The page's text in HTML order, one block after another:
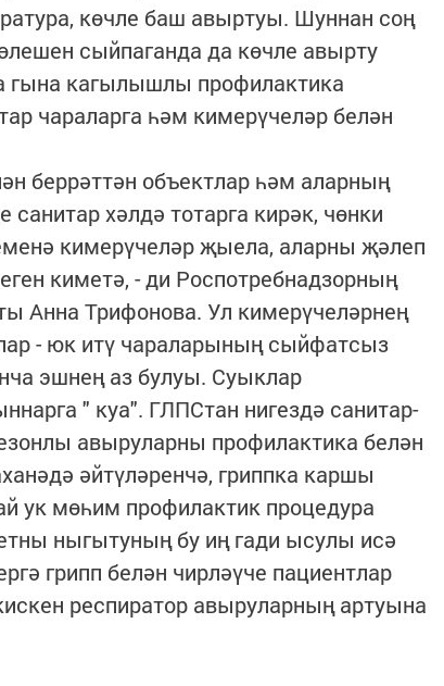
көчле баш авыртуы. Шуннан соң
сыйпаганда да көчле авырту
гына кагылышлы профилактика
чараларга һәм кимерүчеләр белән
беррәттән объектлар һәм аларның
хәлдә тотарга кирәк, чөнки
кимерүчеләр җыела, аларны җәлеп
киметә, - ди Роспотребнадзорның
Анна Трифонова. Ул кимерүчеләрнең
- юк итү чараларының сыйфатсыз
эшнең аз булуы. Суыклар
" куа". ГЛПСтан нигездә санитар-
авыруларны профилактика белән
әйтүләренчә, гриппка каршы
ук мөһим профилактик процедура
ныгытуның бу иң гади ысулы исә
грипп белән чирләүче пациентлар
респиратор авыруларның артуына